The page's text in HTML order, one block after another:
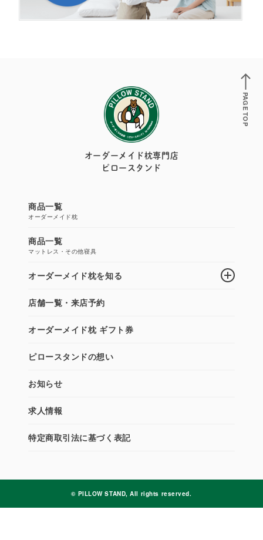
オーダーメイド枕専門店
ピロースタンド
商品一覧
オーダーメイド枕
商品一覧
マットレス・その他寝具
オーダーメイド枕を知る
店舗一覧・来店予約
オーダーメイド枕 ギフト券
ピロースタンドの想い
お知らせ
求人情報
特定商取引法に基づく表記
© PILLOW STAND, All rights reserved.
PAGE TOP